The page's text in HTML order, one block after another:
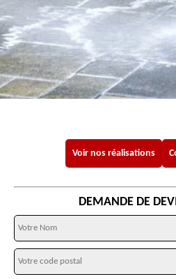
Voir nos réalisations
DEMANDE DE